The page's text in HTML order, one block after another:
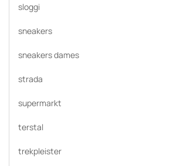
sloggi
sneakers
sneakers dames
strada
supermarkt
terstal
trekpleister